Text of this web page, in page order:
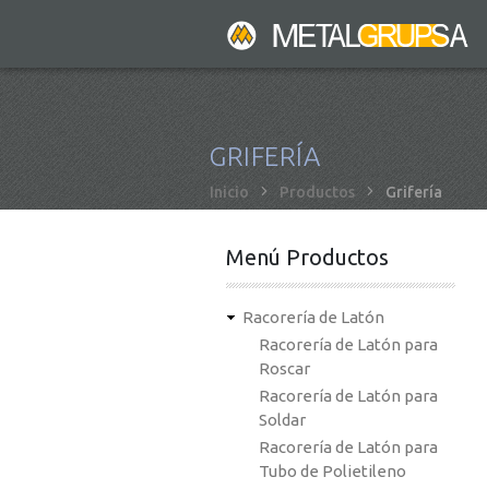
GRIFERÍA
Sobrescribir
de
ayuda
navegación
Inicio Productos Grifería
Menú Productos
Racorería de Latón
Racorería de Latón para
Roscar
Racorería de Latón para
Soldar
Racorería de Latón para
Tubo de Polietileno